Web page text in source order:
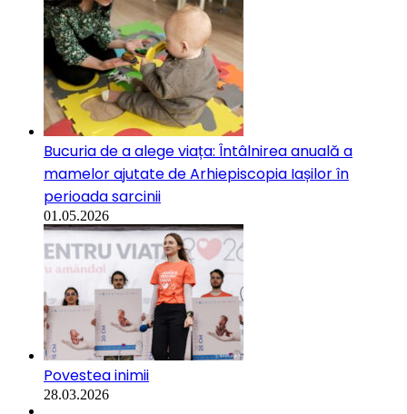
Bucuria de a alege viața: Întâlnirea anuală a
mamelor ajutate de Arhiepiscopia Iașilor în
perioada sarcinii
01.05.2026
Povestea inimii
28.03.2026